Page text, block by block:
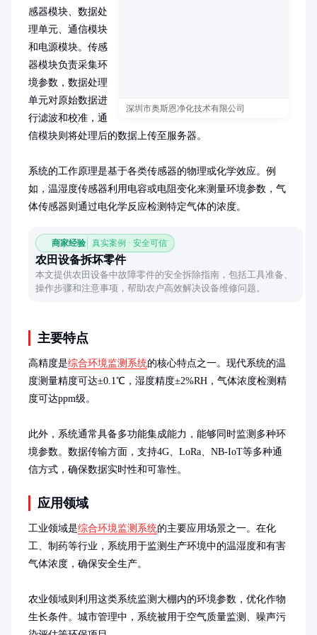
深圳市奥斯恩净化技术有限公司
感器模块、数据处
理单元、通信模块
和电源模块。传感
器模块负责采集环
境参数，数据处理
单元对原始数据进
行滤波和校准，通
信模块则将处理后的数据上传至服务器。
系统的工作原理是基于各类传感器的物理或化学效应。例
如，温湿度传感器利用电容或电阻变化来测量环境参数，气
体传感器则通过电化学反应检测特定气体的浓度。
商家经验 真实案例 · 安全可信
农田设备拆坏零件
本文提供农田设备中故障零件的安全拆除指南，包括工具准备、
操作步骤和注意事项，帮助农户高效解决设备维修问题。
主要特点
高精度是综合环境监测系统的核心特点之一。现代系统的温
度测量精度可达±0.1℃，湿度精度±2%RH，气体浓度检测精
度可达ppm级。
此外，系统通常具备多功能集成能力，能够同时监测多种环
境参数。数据传输方面，支持4G、LoRa、NB-IoT等多种通
信方式，确保数据实时性和可靠性。
应用领域
工业领域是综合环境监测系统的主要应用场景之一。在化
工、制药等行业，系统用于监测生产环境中的温湿度和有害
气体浓度，确保安全生产。
农业领域则利用这类系统监测大棚内的环境参数，优化作物
生长条件。城市管理中，系统被用于空气质量监测、噪声污